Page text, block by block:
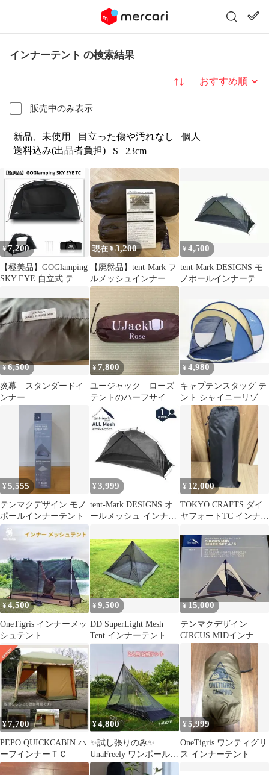
インナーテント の検索結果
販売中のみ表示
並び替え
新品、未使用 目立った傷や汚れなし
個人
送料込み(出品者負担)
S 23cm
¥7,200
【極美品】GOGlamping
SKY EYE 自立式 テン
現在 ¥3,200
【廃盤品】tent-Mark フ
ルメッシュインナーテ
ント グランドシート
取説付
¥4,500
tent-Mark DESIGNS モ
ノポールインナーテン
¥6,500
炎幕 スタンダードイ
ンナー
¥7,800
ユージャック ローズ
テントのハーフサイズ
インナーのみ
¥4,980
キャプテンスタッグ テ
ント シャイニーリゾー
ト ポップアップシェル
ターUV-4
¥5,555
テンマクデザイン モノ
ポールインナーテント
¥ 3,999
tent-Mark DESIGNS オ
ールメッシュ インナー
¥ 12,000
TOKYO CRAFTS ダイ
ヤフォートTC インナー
¥4,500
OneTigris インナーメッ
シュテント
¥9,500
DD SuperLight Mesh
Tent インナーテント
蚊帳
¥15,000
テンマクデザイン
CIRCUS MIDインナー
セット 4/5 未開封新品
¥7,700
PEPO QUICKCABIN ハ
ーフインナーＴＣ
¥4,800
✨試し張りのみ✨
UnaFreely ワンポールテ
ント用インナー
¥5,999
OneTigris ワンティグリ
ス インナーテント